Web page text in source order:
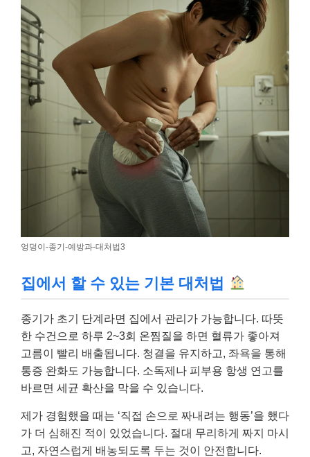
엉덩이-종기-예방과-대처법3
집에서 할 수 있는 기본 대처법
종기가 초기 단계라면 집에서 관리가 가능합니다. 따뜻
한 수건으로 하루 2~3회 온찜질을 하면 혈류가 좋아져
고름이 빨리 배출됩니다. 청결을 유지하고, 좌욕을 통해
통증 완화도 가능합니다. 소독제나 피부용 항생 연고를
바르면 세균 확산을 막을 수 있습니다.
제가 경험했을 때는 ‘직접 손으로 짜내려는 행동’을 했다
가 더 심해진 적이 있었습니다. 절대 무리하게 짜지 마시
고, 자연스럽게 배농되도록 두는 것이 안전합니다.